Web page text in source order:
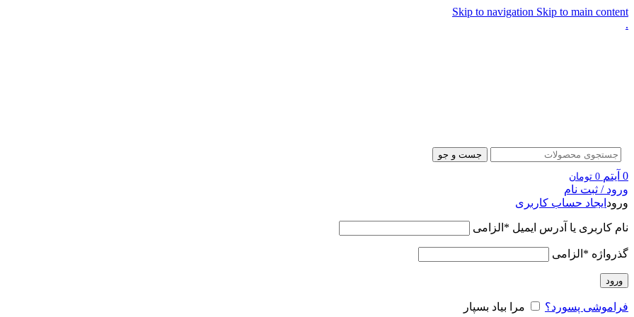
Skip to navigation Skip to main content
.
جست و جو
0 آیتم 0 تومان
ورود / ثبت نام
ورود ایجاد حساب کاربری
نام کاربری یا آدرس ایمیل * الزامی
گذرواژه * الزامی
ورود
فراموشی پسورد؟ مرا بیاد بسپار